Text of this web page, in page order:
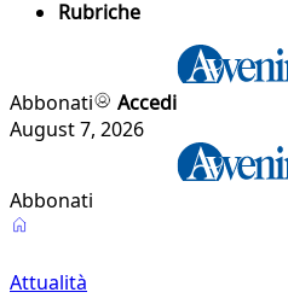
Rubriche
Abbonati
Accedi
August 7, 2026
Abbonati
Attualità